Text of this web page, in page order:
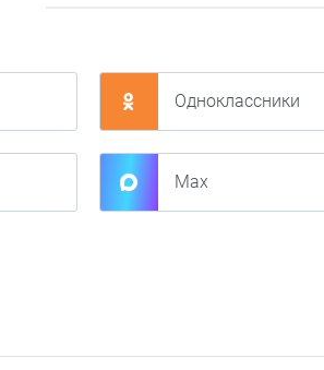
Одноклассники
Max